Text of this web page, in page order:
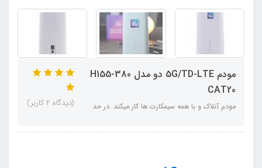
مودم 5G/TD-LTE دو مدل H155-380
CAT20
مودم آنلاک و با همه سیمکارت ها کار میکند .در حد (دیدگاه 2 کاربر)